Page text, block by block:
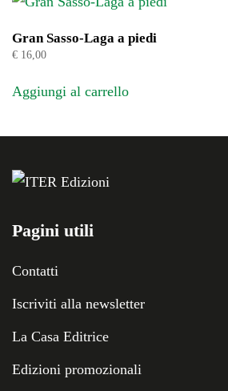
Gran Sasso-Laga a piedi
€ 16,00
Aggiungi al carrello
Pagini utili
Contatti
Iscriviti alla newsletter
La Casa Editrice
Edizioni promozionali